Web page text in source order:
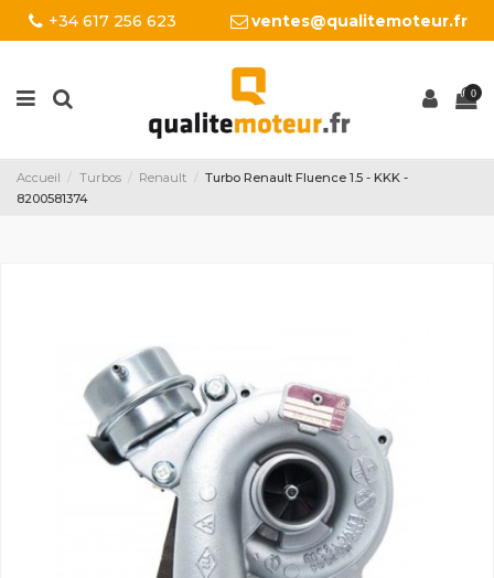
+34 617 256 623 ventes@qualitemoteur.fr
0
Accueil Turbos Renault
Turbo Renault Fluence 1.5 - KKK -
8200581374